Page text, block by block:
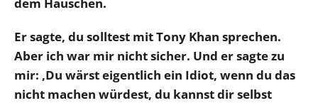
Er sagte, du solltest mit Tony Khan sprechen.
Aber ich war mir nicht sicher. Und er sagte zu
mir: ‚Du wärst eigentlich ein Idiot, wenn du das
nicht machen würdest, du kannst dir selbst